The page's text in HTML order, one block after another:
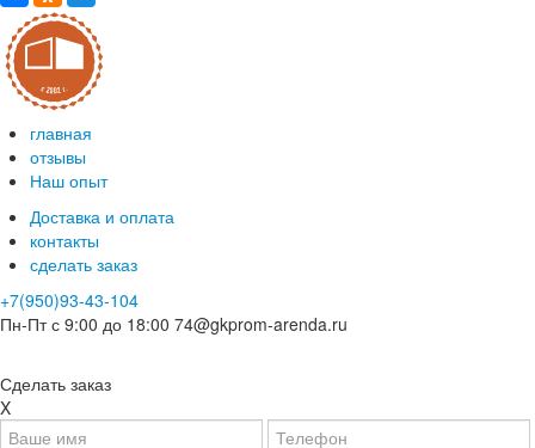
главная
отзывы
Наш опыт
Доставка и оплата
контакты
сделать заказ
+7(950)93-43-104
Пн-Пт с 9:00 до 18:00 74@gkprom-arenda.ru
Сделать заказ
X